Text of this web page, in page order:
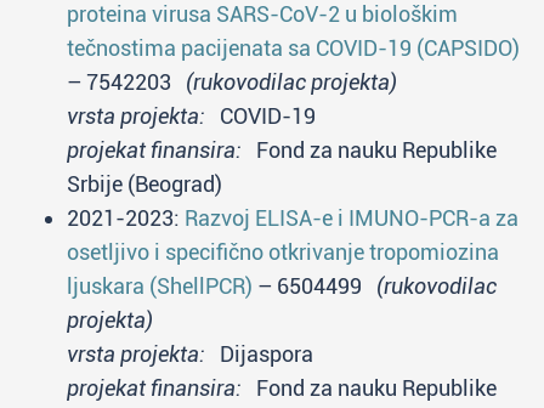
proteina virusa SARS-CoV-2 u biološkim
tečnostima pacijenata sa COVID-19 (CAPSIDO)
– 7542203 (rukovodilac projekta)
vrsta projekta: COVID-19
projekat finansira: Fond za nauku Republike
Srbije (Beograd)
2021-2023: Razvoj ELISA-e i IMUNO-PCR-a za
osetljivo i specifično otkrivanje tropomiozina
ljuskara (ShellPCR) – 6504499 (rukovodilac
projekta)
vrsta projekta: Dijaspora
projekat finansira: Fond za nauku Republike